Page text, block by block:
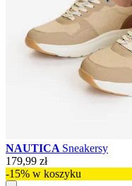
NAUTICA Sneakersy
179,99 zł
-15% w koszyku